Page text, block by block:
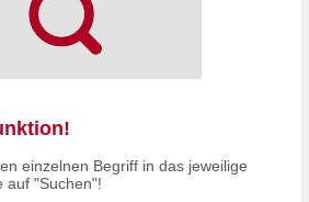
einzelnen Begriff in das jeweilige
auf "Suchen"!